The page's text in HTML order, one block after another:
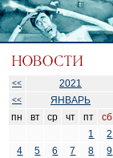
<< 2021
<<
ЯНВАРЬ
пн вт ср чт пт сб
1
2
4
5 6 7 8 9